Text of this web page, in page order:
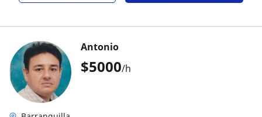
$5000/h
Antonio